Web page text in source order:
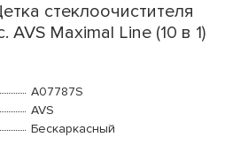
стеклоочистителя
Maximal Line (10 в 1)
A07787S
AVS
Бескаркасный